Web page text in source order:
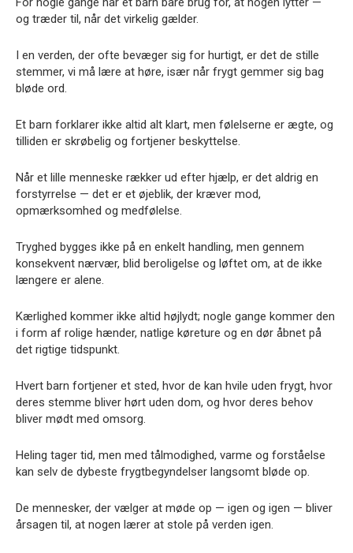
og træder til, når det virkelig gælder.
I en verden, der ofte bevæger sig for hurtigt, er det de stille
stemmer, vi må lære at høre, især når frygt gemmer sig bag
bløde ord.
Et barn forklarer ikke altid alt klart, men følelserne er ægte, og
tilliden er skrøbelig og fortjener beskyttelse.
Når et lille menneske rækker ud efter hjælp, er det aldrig en
forstyrrelse — det er et øjeblik, der kræver mod,
opmærksomhed og medfølelse.
Tryghed bygges ikke på en enkelt handling, men gennem
konsekvent nærvær, blid beroligelse og løftet om, at de ikke
længere er alene.
Kærlighed kommer ikke altid højlydt; nogle gange kommer den
i form af rolige hænder, natlige køreture og en dør åbnet på
det rigtige tidspunkt.
Hvert barn fortjener et sted, hvor de kan hvile uden frygt, hvor
deres stemme bliver hørt uden dom, og hvor deres behov
bliver mødt med omsorg.
Heling tager tid, men med tålmodighed, varme og forståelse
kan selv de dybeste frygtbegyndelser langsomt bløde op.
De mennesker, der vælger at møde op — igen og igen — bliver
årsagen til, at nogen lærer at stole på verden igen.